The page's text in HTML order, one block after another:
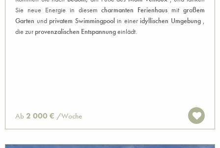
Sie neue Energie in diesemcharmanten Ferienhaus mit großem
Garten und privatem Swimmingpoolin einer idyllischen Umgebung,
die zur provenzalischen Entspannungeinlädt.
Ab 2 000 € /Woche